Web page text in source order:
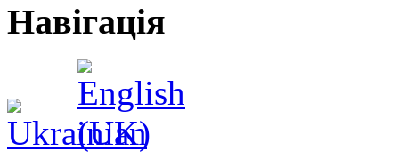
Навігація